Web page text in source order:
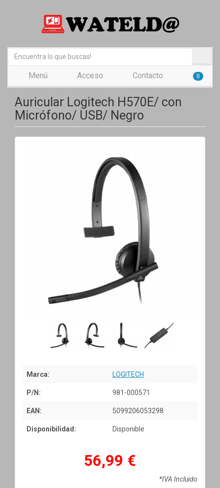
Menú Acceso Contacto 0
Auricular Logitech H570E/ con
Micrófono/ USB/ Negro
Marca: LOGITECH
P/N: 981-000571
EAN: 5099206053298
Disponibilidad: Disponible
56,99 €
*IVA Incluido